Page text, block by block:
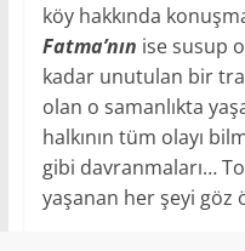
köy hakkında
Fatma’nın ise susup
kadar unutulan bir
olan o samanlıkta
halkının tüm olayı
gibi davranmaları…
yaşanan her şeyi göz